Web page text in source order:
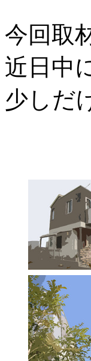
今回取
近日中
少しだ